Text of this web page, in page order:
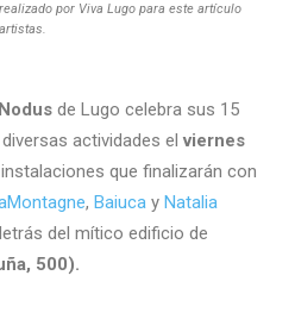
por Viva Lugo para este artículo
de Lugo celebra sus 15
actividades elviernes
que finalizarán con
, Baiuca y Natalia
del mítico edificio de
500).